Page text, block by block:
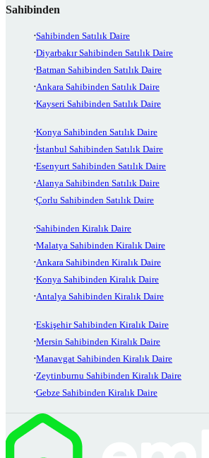
Sahibinden
Sahibinden Satılık Daire
Diyarbakır Sahibinden Satılık Daire
Batman Sahibinden Satılık Daire
Ankara Sahibinden Satılık Daire
Kayseri Sahibinden Satılık Daire
Konya Sahibinden Satılık Daire
İstanbul Sahibinden Satılık Daire
Esenyurt Sahibinden Satılık Daire
Alanya Sahibinden Satılık Daire
Çorlu Sahibinden Satılık Daire
Sahibinden Kiralık Daire
Malatya Sahibinden Kiralık Daire
Ankara Sahibinden Kiralık Daire
Konya Sahibinden Kiralık Daire
Antalya Sahibinden Kiralık Daire
Eskişehir Sahibinden Kiralık Daire
Mersin Sahibinden Kiralık Daire
Manavgat Sahibinden Kiralık Daire
Zeytinburnu Sahibinden Kiralık Daire
Gebze Sahibinden Kiralık Daire